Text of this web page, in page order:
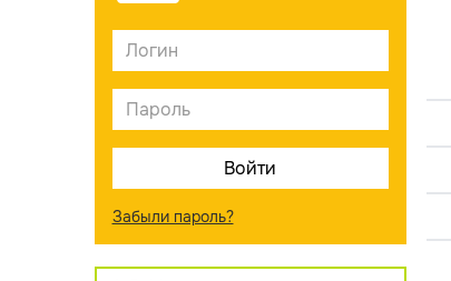
Забыли пароль?